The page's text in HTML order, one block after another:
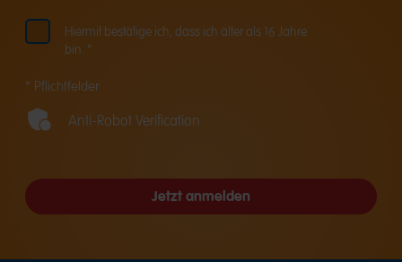
Hiermit bestätige ich, dass ich älter als 16 Jahre
bin. *
* Pflichtfelder
Anti-Robot Verification
Jetzt anmelden